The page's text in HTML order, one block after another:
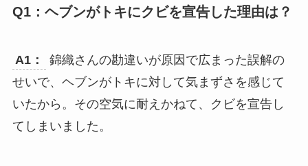
Q1：ヘブンがトキにクビを宣告した理由は？
A1：
錦織さんの勘違いが原因で広まった誤解の
せいで、ヘブンがトキに対して気まずさを感じて
いたから。その空気に耐えかねて、クビを宣告し
てしまいました。